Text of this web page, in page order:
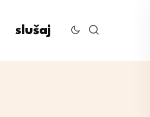
slušaj